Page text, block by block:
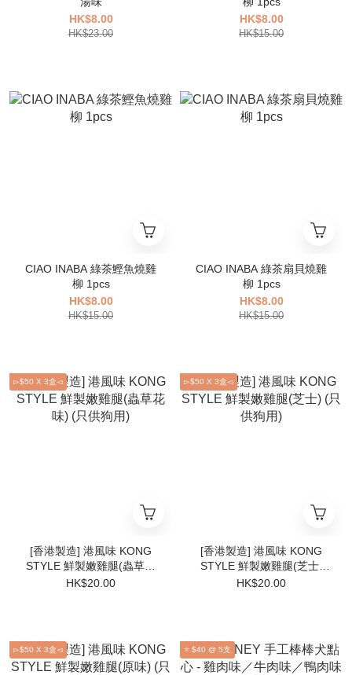
HK$8.00
HK$23.00
HK$8.00
HK$15.00
CIAO INABA 綠茶鰹魚燒雞
柳 1pcs
HK$8.00
HK$15.00
CIAO INABA 綠茶扇貝燒雞
柳 1pcs
HK$8.00
HK$15.00
▻$50 X 3盒◅
[香港製造] 港風味 KONG
STYLE 鮮製嫩雞腿(蟲草花
味) (只供狗用)
HK$20.00
▻$50 X 3盒◅
[香港製造] 港風味 KONG
STYLE 鮮製嫩雞腿(芝士)
(只供狗用)
HK$20.00
▻$50 X 3盒◅ ⭐ $40 @ 5支